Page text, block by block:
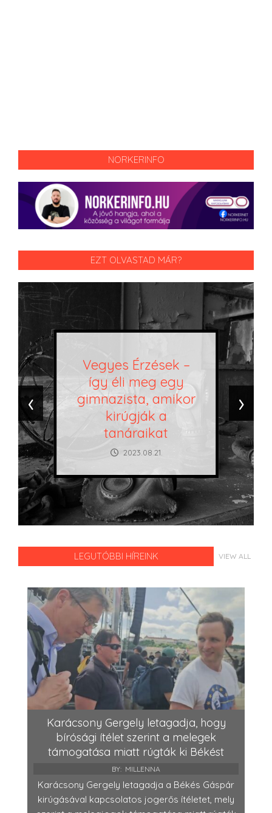
NORKERINFO
EZT OLVASTAD MÁR?
Vegyes Érzések –
így éli meg egy
gimnazista, amikor
kirúgják a
tanáraikat
2023.08.21.
‹ ›
LEGUTÓBBI HÍREINK VIEW ALL
Karácsony Gergely letagadja, hogy
bírósági ítélet szerint a melegek
támogatása miatt rúgták ki Békést
BY: MILLENNA
Karácsony Gergely letagadja a Békés Gáspár
kirúgásával kapcsolatos jogerős ítéletet, mely